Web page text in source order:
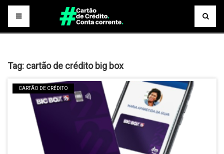
Tag: cartão de crédito big box
CARTÃO DE CRÉDITO